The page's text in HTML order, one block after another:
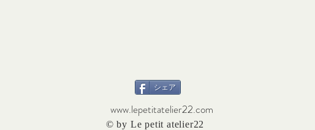
シェア
www.lepetitatelier22.com
© by Le petit atelier22